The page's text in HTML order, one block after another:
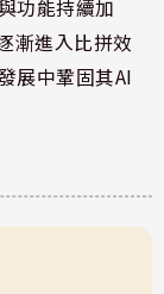
功能持續加
漸進入比拼效
展中鞏固其AI